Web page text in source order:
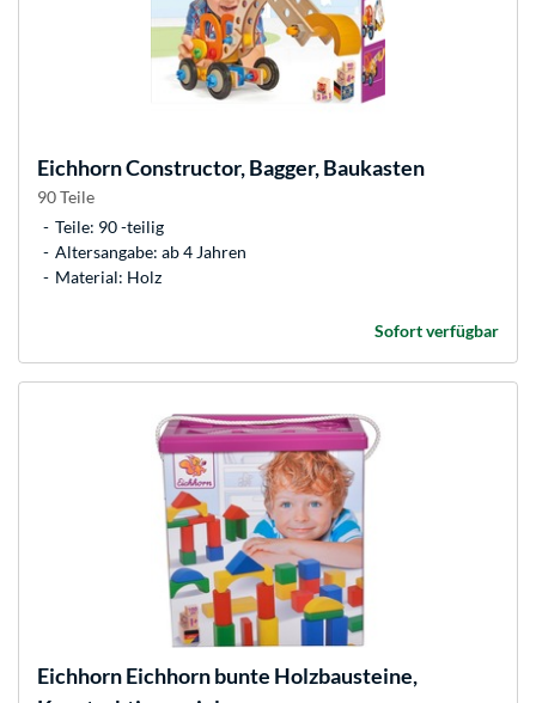
EichhornConstructor, Bagger, Baukasten
90 Teile
Teile: 90 -teilig
Altersangabe: ab 4 Jahren
Material: Holz
Sofort verfügbar
EichhornEichhorn bunte Holzbausteine,